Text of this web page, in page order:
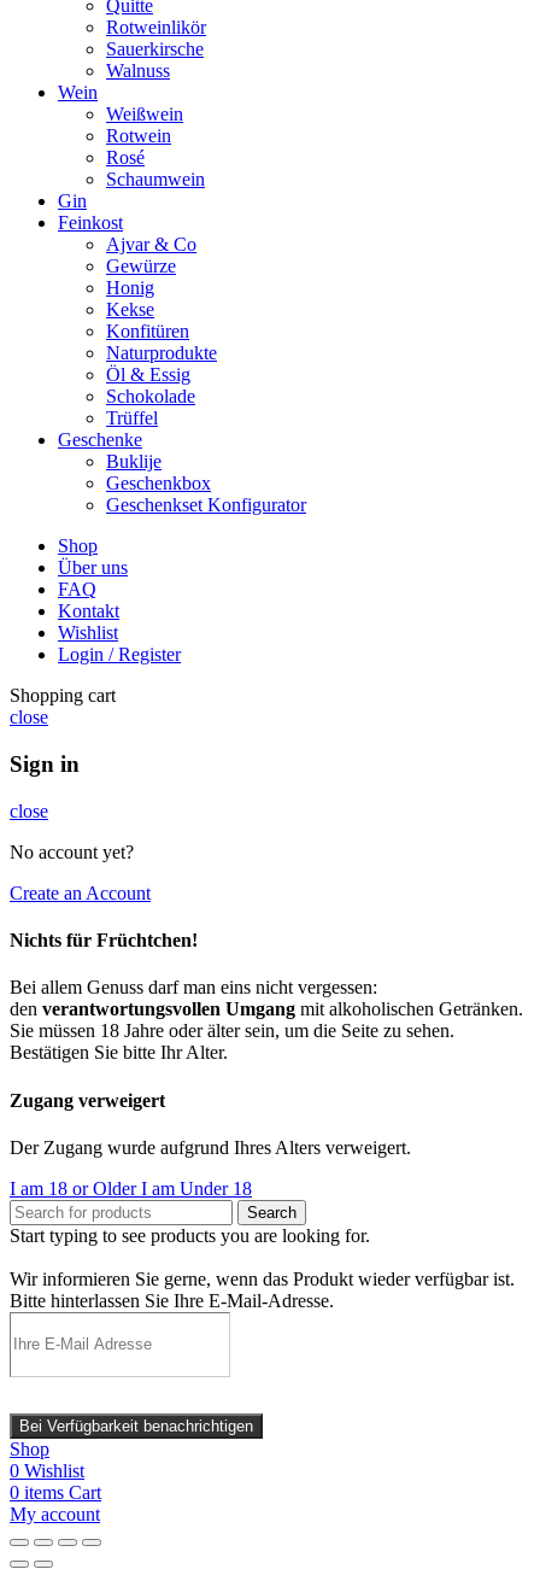
Quitte
Rotweinlikör
Sauerkirsche
Walnuss
Wein
Weißwein
Rotwein
Rosé
Schaumwein
Gin
Feinkost
Ajvar & Co
Gewürze
Honig
Kekse
Konfitüren
Naturprodukte
Öl & Essig
Schokolade
Trüffel
Geschenke
Buklije
Geschenkbox
Geschenkset Konfigurator
Shop
Über uns
FAQ
Kontakt
Wishlist
Login / Register
Shopping cart
close
Sign in
close
No account yet?
Create an Account
Nichts für Früchtchen!
Bei allem Genuss darf man eins nicht vergessen:
den verantwortungsvollen Umgang mit alkoholischen Getränken.
Sie müssen 18 Jahre oder älter sein, um die Seite zu sehen.
Bestätigen Sie bitte Ihr Alter.
Zugang verweigert
Der Zugang wurde aufgrund Ihres Alters verweigert.
I am 18 or OlderI am Under 18
Search
Start typing to see products you are looking for.
Wir informieren Sie gerne, wenn das Produkt wieder verfügbar ist.
Bitte hinterlassen Sie Ihre E-Mail-Adresse.
Bei Verfügbarkeit benachrichtigen
Shop
0 Wishlist
0 items Cart
My account